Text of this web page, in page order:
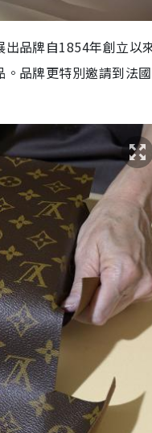
品牌自1854年創立以
。品牌更特別邀請到法